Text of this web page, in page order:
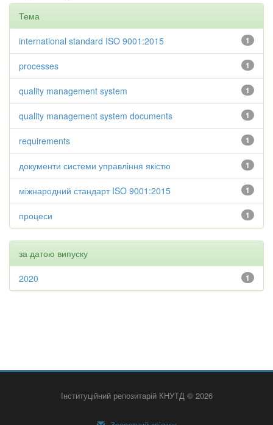
Тема
1
international standard ISO 9001:2015
1
processes
1
quality management system
1
quality management system documents
1
requirements
1
документи системи управління якістю
1
міжнародний стандарт ISO 9001:2015
1
процеси
за датою випуску
1
2020
Інституційний репозитарій КНУТД © 2026